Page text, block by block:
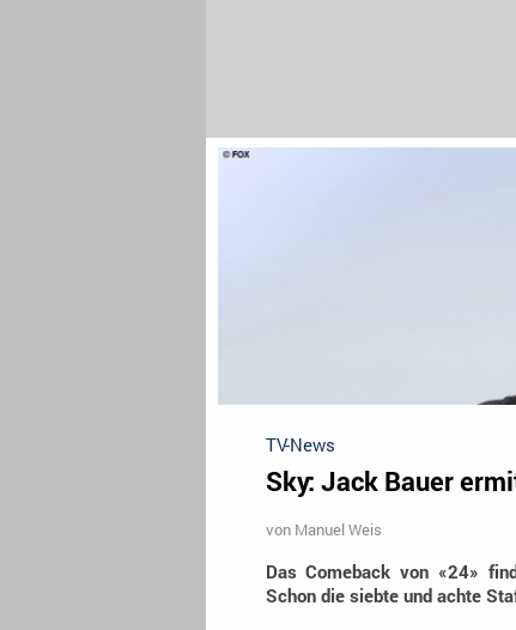
TV-News
Sky: Jack Bauer
von Manuel Weis
Das Comeback von «24»
Schon die siebte und achte